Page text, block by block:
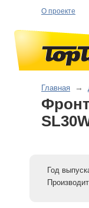
О проекте
Главная →
Год